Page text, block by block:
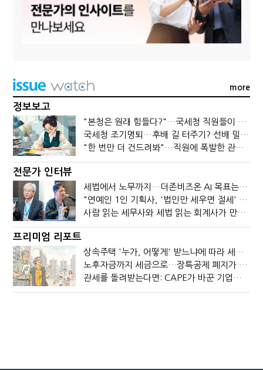
more
정보보고
"본청은 원래 힘들다?"…국세청 직원들이 떠나는 이유
국세청 조기명퇴…후배 길 터주기? 선배 밀어내기?
"한 번만 더 건드려봐"…직원에 폭발한 관세청장, 왜?
전문가 인터뷰
세법에서 노무까지…더존비즈온 AI 목표는 '전문가의 시간'
"연예인 1인 기획사, '법인만 세우면 절세' 시대 끝났다"
사람 읽는 세무사와 세법 읽는 회계사가 만나면?
프리미엄 리포트
상속주택 '누가, 어떻게' 받느냐에 따라 세금이 달라진다
노후자금까지 세금으로…장특공제 폐지가 부를 조세의 역설
관세를 돌려받는다면: CAPE가 바꾼 기업의 현금흐름